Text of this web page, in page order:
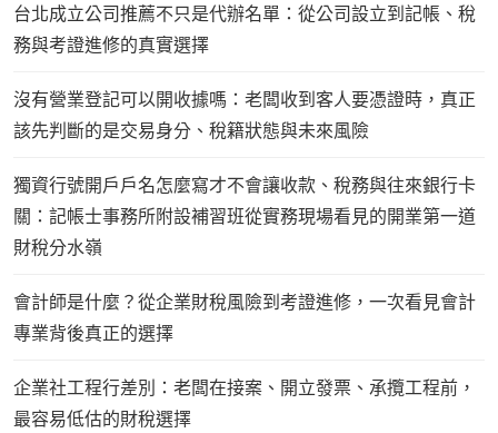
台北成立公司推薦不只是代辦名單：從公司設立到記帳、稅
務與考證進修的真實選擇
沒有營業登記可以開收據嗎：老闆收到客人要憑證時，真正
該先判斷的是交易身分、稅籍狀態與未來風險
獨資行號開戶戶名怎麼寫才不會讓收款、稅務與往來銀行卡
關：記帳士事務所附設補習班從實務現場看見的開業第一道
財稅分水嶺
會計師是什麼？從企業財稅風險到考證進修，一次看見會計
專業背後真正的選擇
企業社工程行差別：老闆在接案、開立發票、承攬工程前，
最容易低估的財稅選擇